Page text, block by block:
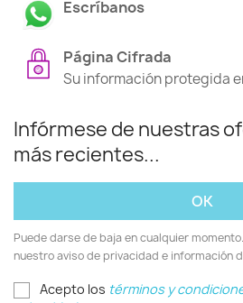
Escríbanos
Página Cifrada
Su información protegida
Infórmese de nuestras
más recientes...
Puede darse de baja en cualquier
nuestro aviso de privacidad e información
Acepto los términos y